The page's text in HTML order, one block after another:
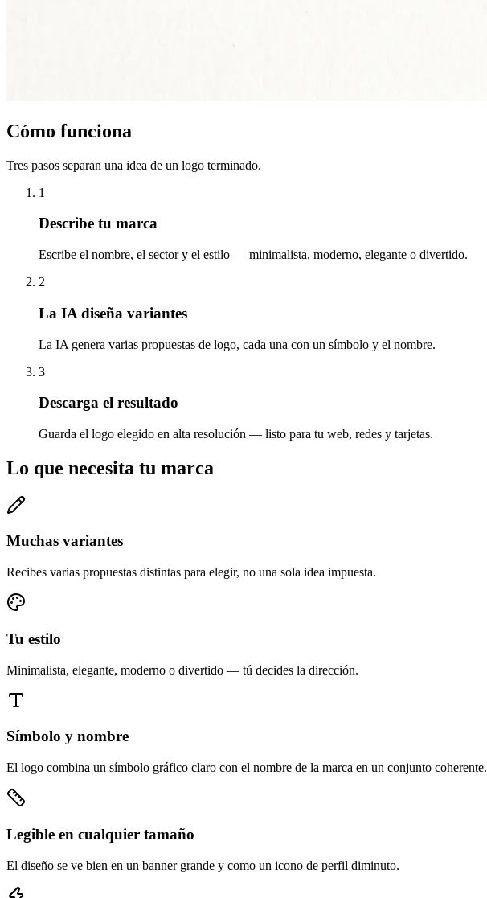
Cómo funciona
Tres pasos separan una idea de un logo terminado.
1
Describe tu marca
Escribe el nombre, el sector y el estilo — minimalista, moderno, elegante o divertido.
2
La IA diseña variantes
La IA genera varias propuestas de logo, cada una con un símbolo y el nombre.
3
Descarga el resultado
Guarda el logo elegido en alta resolución — listo para tu web, redes y tarjetas.
Lo que necesita tu marca
Muchas variantes
Recibes varias propuestas distintas para elegir, no una sola idea impuesta.
Tu estilo
Minimalista, elegante, moderno o divertido — tú decides la dirección.
Símbolo y nombre
El logo combina un símbolo gráfico claro con el nombre de la marca en un conjunto coherente.
Legible en cualquier tamaño
El diseño se ve bien en un banner grande y como un icono de perfil diminuto.